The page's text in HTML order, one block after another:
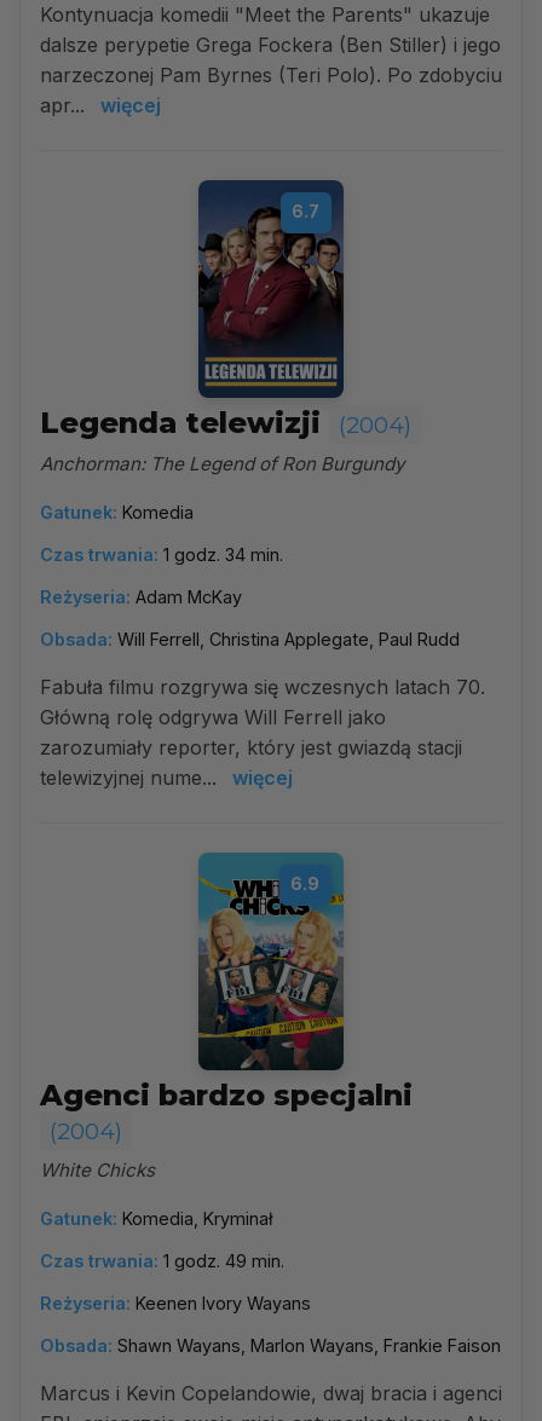
Kontynuacja komedii "Meet the Parents" ukazuje
dalsze perypetie Grega Fockera (Ben Stiller) i jego
narzeczonej Pam Byrnes (Teri Polo). Po zdobyciu
apr...
więcej
6.7
Legenda telewizji (2004)
Anchorman: The Legend of Ron Burgundy
Gatunek: Komedia
Czas trwania: 1 godz. 34 min.
Reżyseria: Adam McKay
Obsada: Will Ferrell, Christina Applegate, Paul Rudd
Fabuła filmu rozgrywa się wczesnych latach 70.
Główną rolę odgrywa Will Ferrell jako
zarozumiały reporter, który jest gwiazdą stacji
telewizyjnej nume...
więcej
6.9
Agenci bardzo specjalni
(2004)
White Chicks
Gatunek: Komedia, Kryminał
Czas trwania: 1 godz. 49 min.
Reżyseria: Keenen Ivory Wayans
Obsada: Shawn Wayans, Marlon Wayans, Frankie Faison
Marcus i Kevin Copelandowie, dwaj bracia i agenci